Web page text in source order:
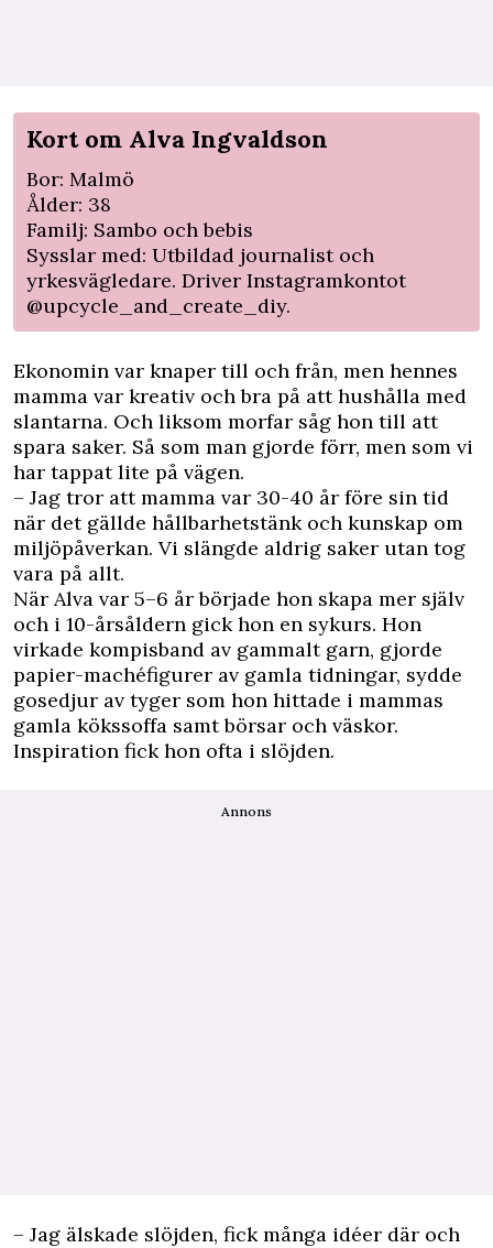
Kort om Alva Ingvaldson
Bor: Malmö
Ålder: 38
Familj: Sambo och bebis
Sysslar med: Utbildad journalist och
yrkesvägledare. Driver Instagramkontot
@upcycle_and_create_diy.
Ekonomin var knaper till och från, men hennes
mamma var kreativ och bra på att hushålla med
slantarna. Och liksom morfar såg hon till att
spara saker. Så som man gjorde förr, men som vi
har tappat lite på vägen.
– Jag tror att mamma var 30-40 år före sin tid
när det gällde hållbarhetstänk och kunskap om
miljöpåverkan. Vi slängde aldrig saker utan tog
vara på allt.
När Alva var 5–6 år började hon skapa mer själv
och i 10-årsåldern gick hon en sykurs. Hon
virkade kompisband av gammalt garn, gjorde
papier-machéfigurer av gamla tidningar, sydde
gosedjur av tyger som hon hittade i mammas
gamla kökssoffa samt börsar och väskor.
Inspiration fick hon ofta i slöjden.
Annons
– Jag älskade slöjden, fick många idéer där och